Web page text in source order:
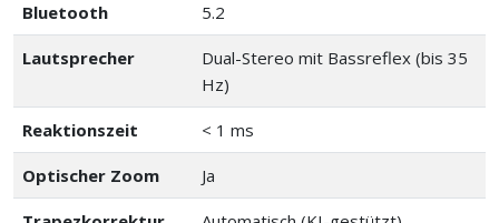
Bluetooth 5.2
Lautsprecher
Dual-Stereo mit Bassreflex (bis 35
Hz)
Reaktionszeit < 1 ms
Optischer Zoom Ja